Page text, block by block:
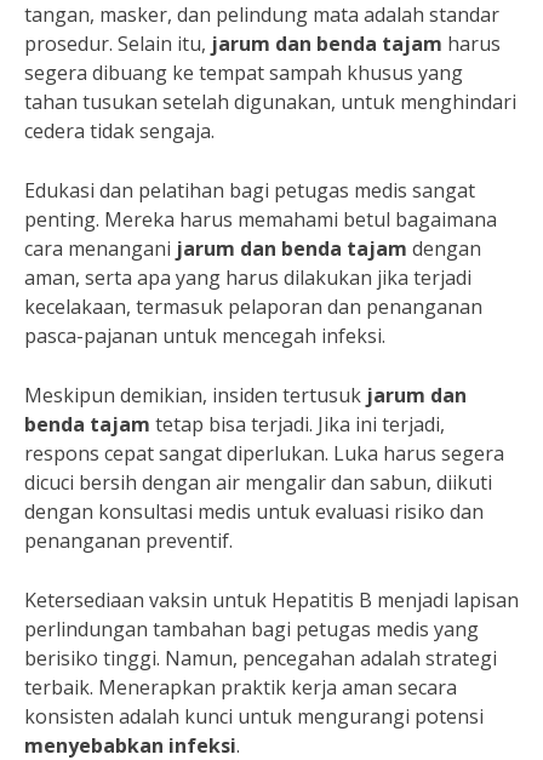
tangan, masker, dan pelindung mata adalah standar
prosedur. Selain itu, jarum dan benda tajam harus
segera dibuang ke tempat sampah khusus yang
tahan tusukan setelah digunakan, untuk menghindari
cedera tidak sengaja.
Edukasi dan pelatihan bagi petugas medis sangat
penting. Mereka harus memahami betul bagaimana
cara menangani jarum dan benda tajam dengan
aman, serta apa yang harus dilakukan jika terjadi
kecelakaan, termasuk pelaporan dan penanganan
pasca-pajanan untuk mencegah infeksi.
Meskipun demikian, insiden tertusuk jarum dan
benda tajam tetap bisa terjadi. Jika ini terjadi,
respons cepat sangat diperlukan. Luka harus segera
dicuci bersih dengan air mengalir dan sabun, diikuti
dengan konsultasi medis untuk evaluasi risiko dan
penanganan preventif.
Ketersediaan vaksin untuk Hepatitis B menjadi lapisan
perlindungan tambahan bagi petugas medis yang
berisiko tinggi. Namun, pencegahan adalah strategi
terbaik. Menerapkan praktik kerja aman secara
konsisten adalah kunci untuk mengurangi potensi
menyebabkan infeksi.